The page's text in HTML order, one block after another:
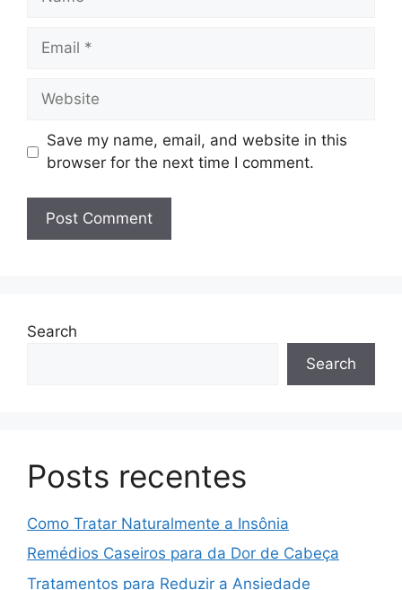
Email
Website
Save my name, email, and website in this
browser for the next time I comment.
Search
Search
Posts recentes
Como Tratar Naturalmente a Insônia
Remédios Caseiros para da Dor de Cabeça
Tratamentos para Reduzir a Ansiedade